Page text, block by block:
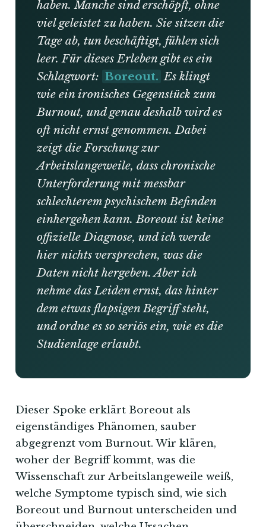
haben. Manche sind erschöpft, ohne
viel geleistet zu haben. Sie sitzen die
Tage ab, tun beschäftigt, fühlen sich
leer. Für dieses Erleben gibt es ein
Schlagwort: Boreout. Es klingt
wie ein ironisches Gegenstück zum
Burnout, und genau deshalb wird es
oft nicht ernst genommen. Dabei
zeigt die Forschung zur
Arbeitslangeweile, dass chronische
Unterforderung mit messbar
schlechterem psychischem Befinden
einhergehen kann. Boreout ist keine
offizielle Diagnose, und ich werde
hier nichts versprechen, was die
Daten nicht hergeben. Aber ich
nehme das Leiden ernst, das hinter
dem etwas flapsigen Begriff steht,
und ordne es so seriös ein, wie es die
Studienlage erlaubt.
Dieser Spoke erklärt Boreout als
eigenständiges Phänomen, sauber
abgegrenzt vom Burnout. Wir klären,
woher der Begriff kommt, was die
Wissenschaft zur Arbeitslangeweile weiß,
welche Symptome typisch sind, wie sich
Boreout und Burnout unterscheiden und